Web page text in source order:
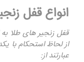
انواع قفل
قفل زنجیر های طلا
از لحاظ استحکام با
عبارتند از: